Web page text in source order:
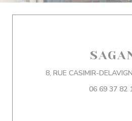
8, RUE CASIMIR-
06 69 37 82